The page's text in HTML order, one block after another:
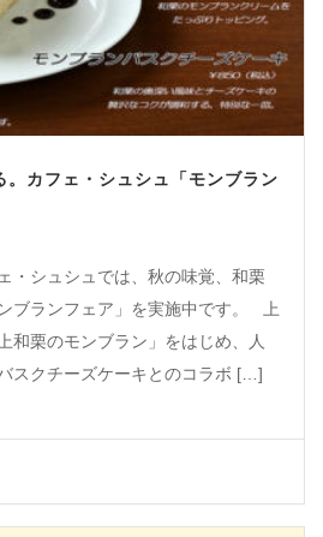
。カフェ・シュシュ「モンブラン
・シュシュでは、秋の味覚、和栗
ブランフェア」を実施中です。 上
和栗のモンブラン」をはじめ、人
スクチーズケーキとのコラボ […]